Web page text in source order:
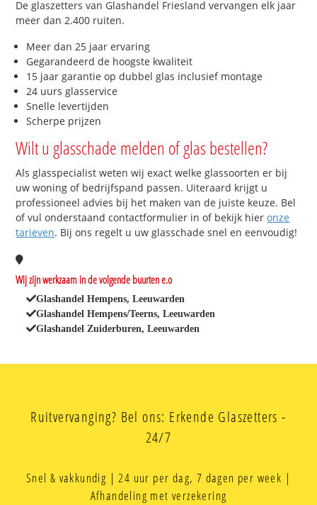
De glaszetters van Glashandel Friesland vervangen elk jaar
meer dan 2.400 ruiten.
Meer dan 25 jaar ervaring
Gegarandeerd de hoogste kwaliteit
15 jaar garantie op dubbel glas inclusief montage
24 uurs glasservice
Snelle levertijden
Scherpe prijzen
Wilt u glasschade melden of glas bestellen?
Als glasspecialist weten wij exact welke glassoorten er bij
uw woning of bedrijfspand passen. Uiteraard krijgt u
professioneel advies bij het maken van de juiste keuze. Bel
of vul onderstaand contactformulier in of bekijk hieronze
tarieven. Bij ons regelt u uw glasschade snel en eenvoudig!
Wij zijn werkzaam in de volgende buurten e.o
Glashandel Hempens, Leeuwarden
Glashandel Hempens/Teerns, Leeuwarden
Glashandel Zuiderburen, Leeuwarden
Ruitvervanging? Bel ons: Erkende Glaszetters -
24/7
Snel & vakkundig | 24 uur per dag, 7 dagen per week |
Afhandeling met verzekering